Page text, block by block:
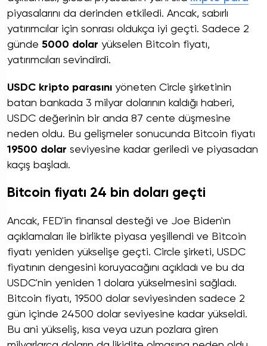
piyasalarını da derinden etkiledi. Ancak, sabırlı
yatırımcılar için sonrası oldukça iyi geçti. Sadece 2
günde 5000 dolar yükselen Bitcoin fiyatı,
yatırımcıları sevindirdi.
USDC kripto parasını yöneten Circle şirketinin
batan bankada 3 milyar dolarının kaldığı haberi,
USDC değerinin bir anda 87 cente düşmesine
neden oldu. Bu gelişmeler sonucunda Bitcoin fiyatı
19500 dolar seviyesine kadar geriledi ve piyasadan
kaçış başladı.
Bitcoin fiyatı 24 bin doları geçti
Ancak, FED'in finansal desteği ve Joe Biden'ın
açıklamaları ile birlikte piyasa yeşillendi ve Bitcoin
fiyatı yeniden yükselişe geçti. Circle şirketi, USDC
fiyatının dengesini koruyacağını açıkladı ve bu da
USDC'nin yeniden 1 dolara yükselmesini sağladı.
Bitcoin fiyatı, 19500 dolar seviyesinden sadece 2
gün içinde 24500 dolar seviyesine kadar yükseldi.
Bu ani yükseliş, kısa veya uzun pozlara giren